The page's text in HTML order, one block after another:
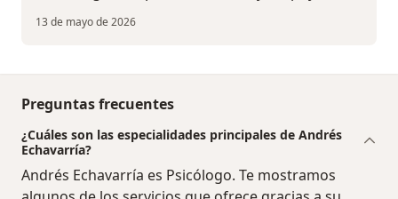
13 de mayo de 2026
Preguntas frecuentes
¿Cuáles son las especialidades principales de Andrés
Echavarría?
Andrés Echavarría es Psicólogo. Te mostramos